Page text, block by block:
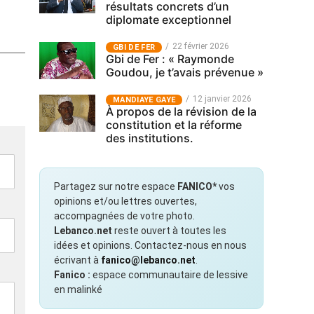
résultats concrets d’un
diplomate exceptionnel
GBI DE FER 22 février 2026
Gbi de Fer : « Raymonde
Goudou, je t’avais prévenue »
MANDIAYE GAYE 12 janvier 2026
À propos de la révision de la
constitution et la réforme
des institutions.
Partagez sur notre espace FANICO*vos
opinions et/ou lettres ouvertes,
accompagnées de votre photo.
Lebanco.net reste ouvert à toutes les
idées et opinions. Contactez-nous en nous
écrivant à fanico@lebanco.net
Fanico : espace communautaire de lessive
en malinké